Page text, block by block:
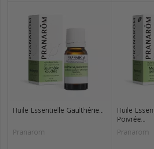
Huile Essentielle Gaulthérie...
Pranarom
Huile
Poivrée...
Pranarom